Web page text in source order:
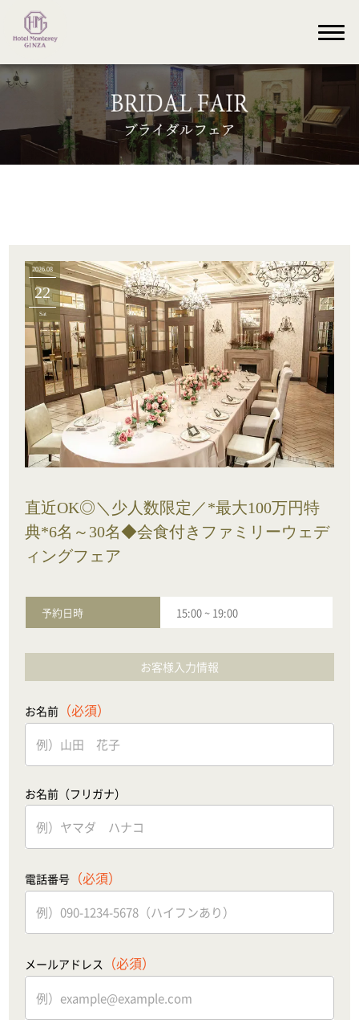
2026.08
22
Sat
直近OK◎＼少人数限定／*最大100万円特
典*6名～30名◆会食付きファミリーウェデ
ィングフェア
予約日時 15:00~ 19:00
お客様入力情報
お名前 （必須）
お名前（フリガナ）
電話番号 （必須）
メールアドレス （必須）